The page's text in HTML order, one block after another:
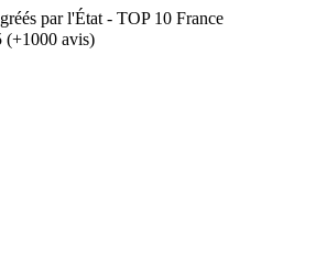
par l'État - TOP 10 France
(+1000 avis)